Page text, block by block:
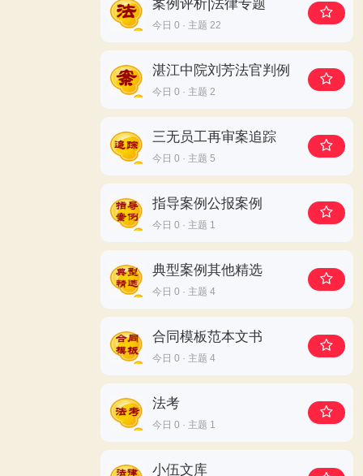
案例评析|法律专题
今日 0 · 主题 22
湛江中院刘芳法官判例
今日 0 · 主题 2
三无员工再审案追踪
今日 0 · 主题 5
指导案例公报案例
今日 0 · 主题 1
典型案例其他精选
今日 0 · 主题 4
合同模板范本文书
今日 0 · 主题 4
法考
今日 0 · 主题 1
小伍文库